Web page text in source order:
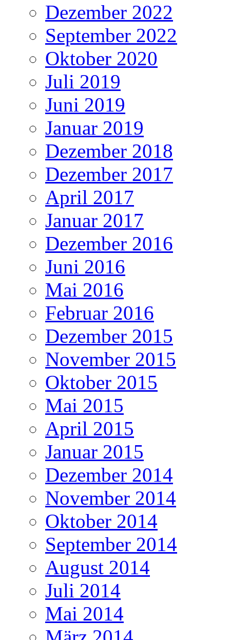
Dezember 2022
September 2022
Oktober 2020
Juli 2019
Juni 2019
Januar 2019
Dezember 2018
Dezember 2017
April 2017
Januar 2017
Dezember 2016
Juni 2016
Mai 2016
Februar 2016
Dezember 2015
November 2015
Oktober 2015
Mai 2015
April 2015
Januar 2015
Dezember 2014
November 2014
Oktober 2014
September 2014
August 2014
Juli 2014
Mai 2014